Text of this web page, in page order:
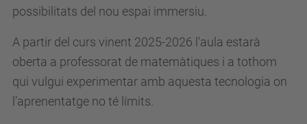
possibilitats del nou espai immersiu.
A partir del curs vinent 2025-2026 l'aula estarà
oberta a professorat de matemàtiques i a tothom
qui vulgui experimentar amb aquesta tecnologia on
l’aprenentatge no té límits.